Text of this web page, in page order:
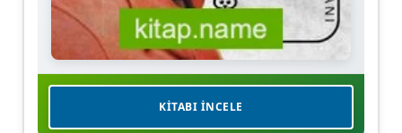
KITABI İNCELE